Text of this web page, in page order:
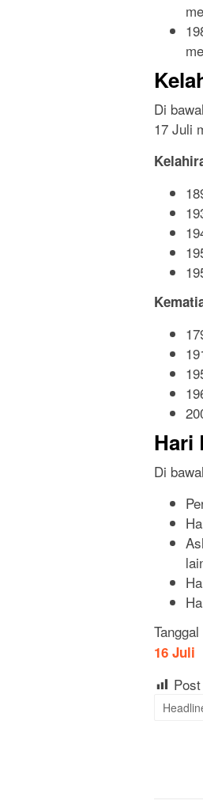
Di
17 Juli
Hari
Di
16 Juli